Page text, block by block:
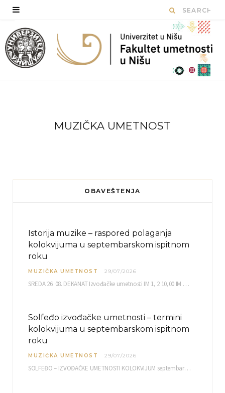
MUZIČKA UMETNOST
OBAVEŠTENJA
Istorija muzike – raspored polaganja
kolokvijuma u septembarskom ispitnom
roku
MUZIČKA UMETNOST 29/07/2026
SREDA 26. 08. DEKANAT Izvođačke umetnosti IM 1, 2 10,00 IM 3, 4 10,30 IM…
Solfeđo izvođačke umetnosti – termini
kolokvijuma u septembarskom ispitnom
roku
MUZIČKA UMETNOST 29/07/2026
SOLFEĐO – IZVOĐAČKE UMETNOSTI KOLOKVIJUM septembarski ispitni rok četvrtak, 03.09.2026. uč. br. 12 PISMENI…